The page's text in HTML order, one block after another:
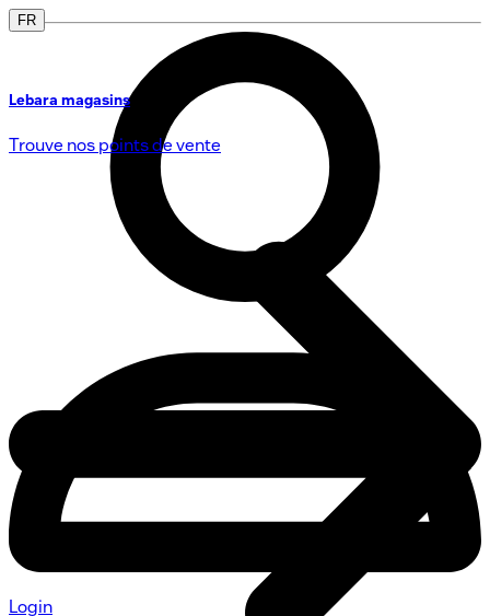
FR
Login
Lebara magasins
Trouve nos points de vente